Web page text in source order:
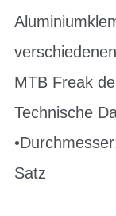
MTB Freak
Technische
Satz